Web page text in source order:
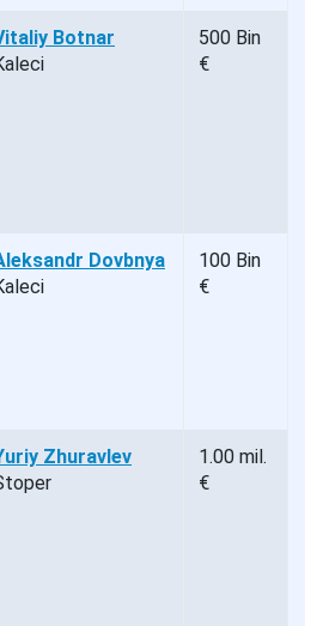
Botnar
500 Bin
€
Dovbnya
100 Bin
€
Zhuravlev
1.00 mil.
€